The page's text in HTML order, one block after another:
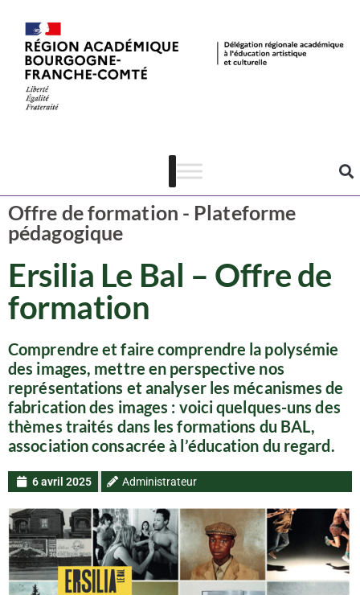
Offre de formation - Plateforme
pédagogique
Ersilia Le Bal – Offre de
formation
Comprendre et faire comprendre la polysémie
des images, mettre en perspective nos
représentations et analyser les mécanismes de
fabrication des images : voici quelques-uns des
thèmes traités dans les formations du BAL,
association consacrée à l’éducation du regard.
6 avril 2025 Administrateur